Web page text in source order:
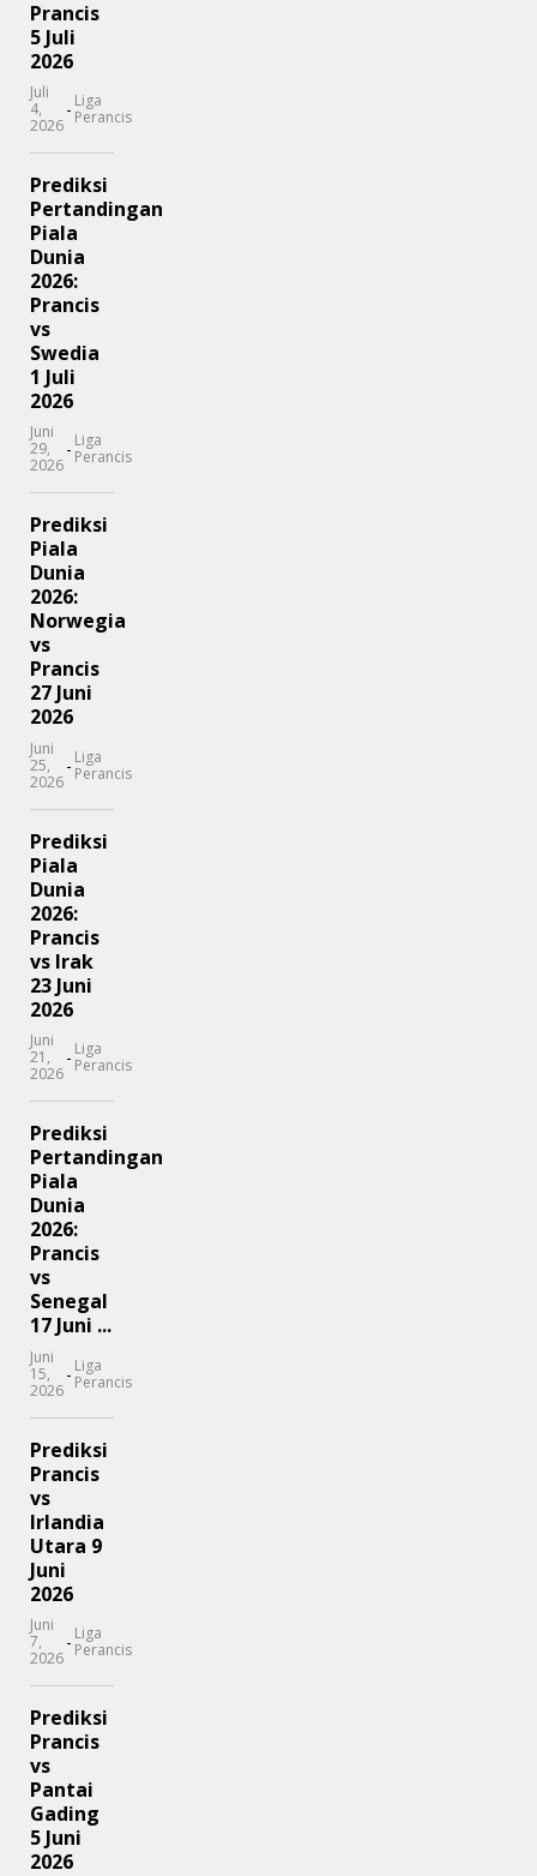
Prancis
5 Juli
2026
Juli
4,
2026
- Liga
Perancis
Prediksi
Pertandingan
Piala
Dunia
2026:
Prancis
vs
Swedia
1 Juli
2026
Juni
29,
2026
- Liga
Perancis
Prediksi
Piala
Dunia
2026:
Norwegia
vs
Prancis
27 Juni
2026
Juni
25,
2026
- Liga
Perancis
Prediksi
Piala
Dunia
2026:
Prancis
vs Irak
23 Juni
2026
Juni
21,
2026
- Liga
Perancis
Prediksi
Pertandingan
Piala
Dunia
2026:
Prancis
vs
Senegal
17 Juni ...
Juni
15,
2026
- Liga
Perancis
Prediksi
Prancis
vs
Irlandia
Utara 9
Juni
2026
Juni
7,
2026
- Liga
Perancis
Prediksi
Prancis
vs
Pantai
Gading
5 Juni
2026